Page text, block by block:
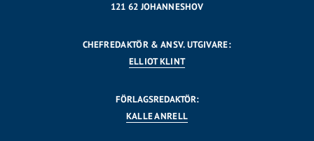
121 62 JOHANNESHOV
CHEFREDAKTÖR & ANSV. UTGIVARE:
ELLIOT KLINT
FÖRLAGSREDAKTÖR:
KALLE ANRELL